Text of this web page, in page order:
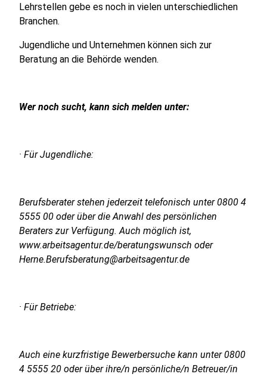
Lehrstellen gebe es noch in vielen unterschiedlichen
Branchen.
Jugendliche und Unternehmen können sich zur
Beratung an die Behörde wenden.
Wer noch sucht, kann sich melden unter:
· Für Jugendliche:
Berufsberater stehen jederzeit telefonisch unter 0800 4
5555 00 oder über die Anwahl des persönlichen
Beraters zur Verfügung. Auch möglich ist,
www.arbeitsagentur.de/beratungswunsch oder
Herne.Berufsberatung@arbeitsagentur.de
· Für Betriebe:
Auch eine kurzfristige Bewerbersuche kann unter 0800
4 5555 20 oder über ihre/n persönliche/n Betreuer/in